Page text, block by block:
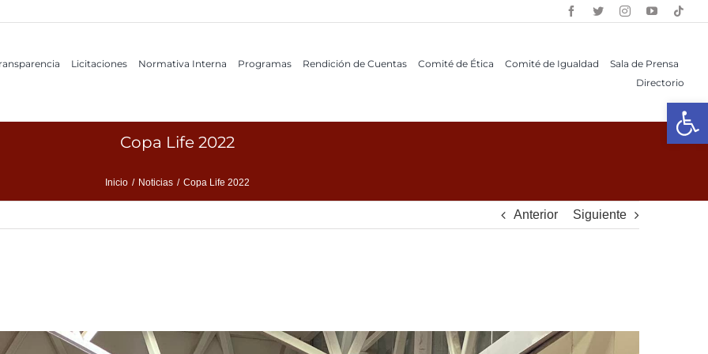
Licitaciones Normativa Interna Programas Rendición de Cuentas Comité de Ética Comité de Igualdad
Sala de Prensa
Directorio
Copa Life 2022
Inicio / Noticias / Copa Life 2022
Anterior Siguiente